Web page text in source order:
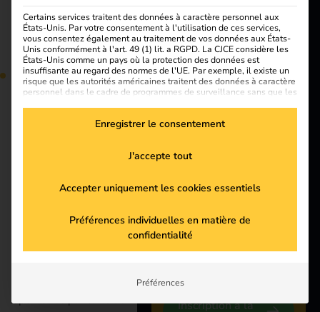
reev
Payer aussi facilement
solution transparente
pour payer facilement
recharge. Il répond aux
spontanée par carte de
Connaissance
À propos de nous
Rester
connecté
Abonnez-vous à la
newsletter de reev et
secteur de l'eMobilité.
Inscription à la
Certains services traitent des données à caractère personnel aux
États-Unis. Par votre consentement à l'utilisation de ces services,
vous consentez également au traitement de vos données aux États-
Unis conformément à l'art. 49 (1) lit. a RGPD. La CJCE considère les
États-Unis comme un pays où la protection des données est
insuffisante au regard des normes de l'UE. Par exemple, il existe un
risque que les autorités américaines traitent des données à caractère
personnel dans le cadre de programmes de surveillance sans que les
La liste suivante énumère les groupes de services
for the proper function of the website.
Statistics cookies collect usage information, enabling us to
Marketing
Marketing services are used by third-party advertisers or
publishers to display personalized ads. They do this by
blocked by default. If External Media services are accepted,
Enregistrer le consentement
J'accepte tout
Accepter uniquement les cookies essentiels
Préférences individuelles en matière de
confidentialité
Préférences